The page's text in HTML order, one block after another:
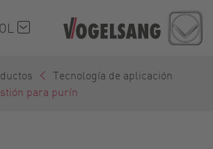
Tecnología de aplicación
para purín